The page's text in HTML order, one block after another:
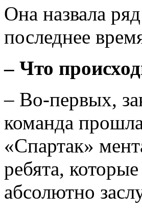
Она назвала
последнее
– Что
– Во-первых,
команда
«Спартак»
ребята,
абсолютно